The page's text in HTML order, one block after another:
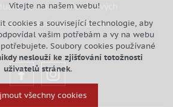
a Martina Petiškových
aneb s Knižkou do života
Vítejte na našem webu!
cookies a související technologie, aby
vašim potřebám a vy na webu
Soubory cookies používané
neslouží ke zjišťování totožnosti
uživatelů stránek.
všechny cookies